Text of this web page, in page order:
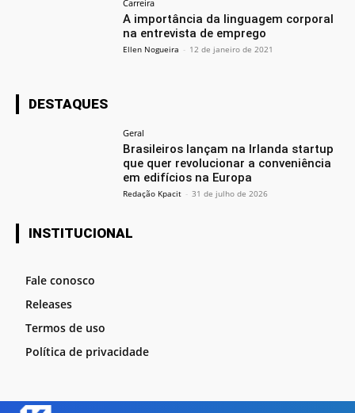
Carreira
A importância da linguagem corporal
na entrevista de emprego
Ellen Nogueira - 12 de janeiro de 2021
DESTAQUES
Geral
Brasileiros lançam na Irlanda startup
que quer revolucionar a conveniência
em edifícios na Europa
Redação Kpacit - 31 de julho de 2026
INSTITUCIONAL
Fale conosco
Releases
Termos de uso
Política de privacidade